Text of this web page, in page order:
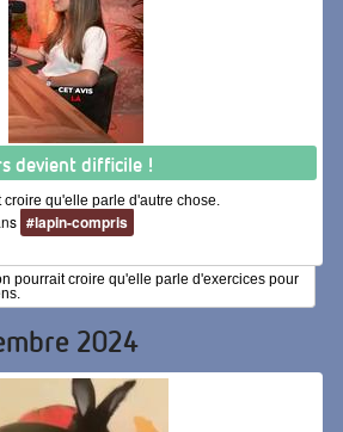
devient difficile !
croire qu'elle parle d'autre chose.
#lapin-compris
pourrait croire qu'elle parle d'exercices pour
2024